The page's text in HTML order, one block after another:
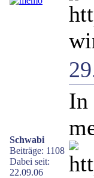
Schwabi
Beiträge: 1108
Dabei seit:
22.09.06
In